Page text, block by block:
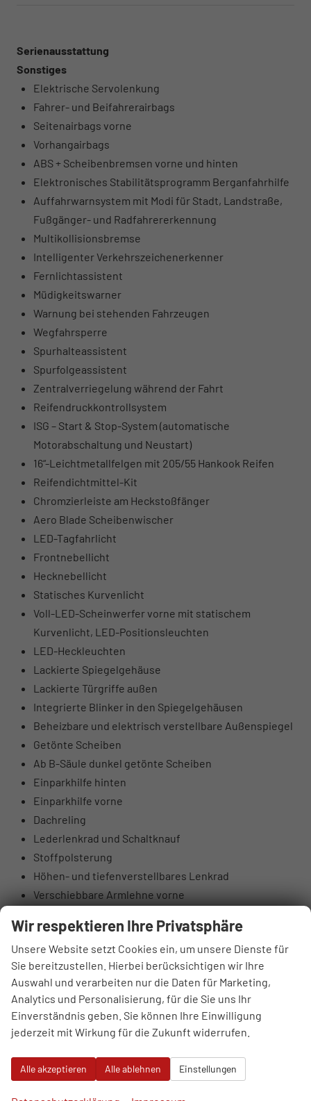
Serienausstattung
Sonstiges
Elektrische Servolenkung
Fahrer- und Beifahrerairbags
Seitenairbags vorne
Vorhangairbags
ABS + Scheibenbremsen vorne und hinten
Elektronisches Stabilitätsprogramm Berganfahrhilfe
Auffahrwarnsystem mit Modi für Stadt, Landstraße,
Fußgänger- und Radfahrererkennung
Multikollisionsbremse
Intelligenter Verkehrszeichenerkenner
Fernlichtassistent
Müdigkeitswarner
Warnung bei stehenden Fahrzeugen
Wegfahrsperre
Spurhalteassistent
Spurfolgeassistent
Zentralverriegelung während der Fahrt
Reifendruckkontrollsystem
ISG – Start & Stop-System (automatische
Motorabschaltung und Neustart)
16“-Leichtmetallfelgen mit 205/55 Hankook Reifen
Reifendichtmittel-Kit
Chromzierleiste am Heckstoßfänger
Aero Blade Scheibenwischer
LED-Tagfahrlicht
Frontnebellicht
Hecknebellicht
Statisches Kurvenlicht
Voll-LED-Scheinwerfer vorne mit statischem
Kurvenlicht, LED-Positionsleuchten
LED-Heckleuchten
Lackierte Spiegelgehäuse
Lackierte Türgriffe außen
Integrierte Blinker in den Spiegelgehäusen
Beheizbare und elektrisch verstellbare Außenspiegel
Getönte Scheiben
Ab B-Säule dunkel getönte Scheiben
Einparkhilfe hinten
Einparkhilfe vorne
Dachreling
Lederlenkrad und Schaltknauf
Stoffpolsterung
Höhen- und tiefenverstellbares Lenkrad
Verschiebbare Armlehne vorne
Höhenverstellbarer Fahrer- und Beifahrersitz
Rücksitzlehnen 60:40 klappbar
Elektrisch einstellbare Lendenstütze Fahrer
Hintere Lüftungsdüsen
Sonnenbrillenfach
Supervision-Instrumentenpanel 10,25“ TFT LCD
4 Lautsprecher: vorne 2 + hinten 2
6 Lautsprecher: Hochtonlautsprecher vorne
Wir respektieren Ihre Privatsphäre
Unsere Website setzt Cookies ein, um unsere Dienste für
Sie bereitzustellen. Hierbei berücksichtigen wir Ihre
Auswahl und verarbeiten nur die Daten für Marketing,
Analytics und Personalisierung, für die Sie uns Ihr
Einverständnis geben. Sie können Ihre Einwilligung
jederzeit mit Wirkung für die Zukunft widerrufen.
Alle akzeptieren Alle ablehnen Einstellungen